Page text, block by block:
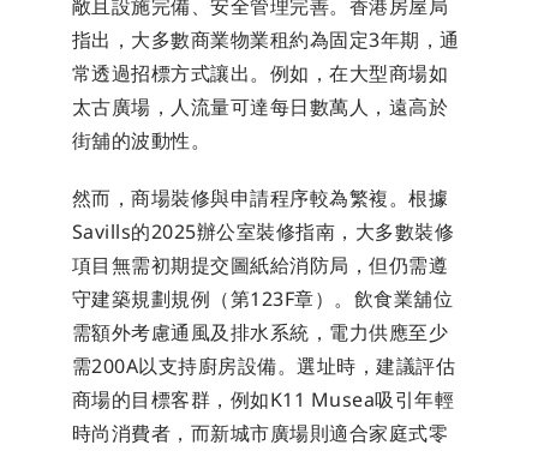
敞且設施完備、安全管理完善。香港房屋局
指出，大多數商業物業租約為固定3年期，通
常透過招標方式讓出。例如，在大型商場如
太古廣場，人流量可達每日數萬人，遠高於
街舖的波動性。
然而，商場裝修與申請程序較為繁複。根據
Savills的2025辦公室裝修指南，大多數裝修
項目無需初期提交圖紙給消防局，但仍需遵
守建築規劃規例（第123F章）。飲食業舖位
需額外考慮通風及排水系統，電力供應至少
需200A以支持廚房設備。選址時，建議評估
商場的目標客群，例如K11 Musea吸引年輕
時尚消費者，而新城市廣場則適合家庭式零